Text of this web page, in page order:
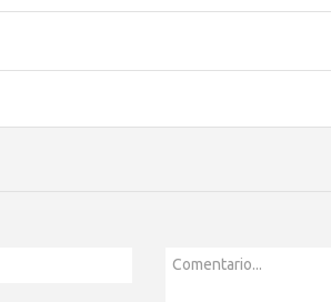
Comentario...